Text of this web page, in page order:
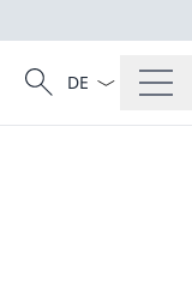
Cercare
Ricerca
Dal menu a